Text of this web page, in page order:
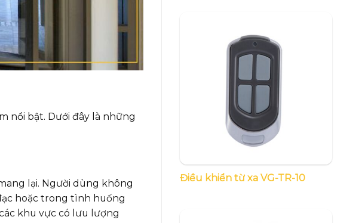
nổi bật. Dưới đây là những
lại. Người dùng không
hoặc trong tình huống
khu vực có lưu lượng
Điều khiển từ xa VG-TR-10